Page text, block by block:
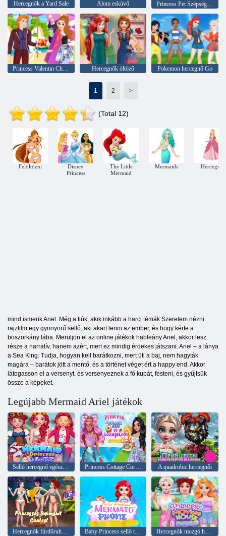
Hercegnők a Yard Sale Álom esküvő Princess Pet Szépségszalon
Hercegnők öltöző Pokemon hercegnő Go
1 2 >
(Total 12)
Felöltözni
Disney
Princess
The Little
Mermaid
Mermaids Hercegnő
mind ismerik Ariel. Még a fiúk, akik inkább a harci témák Szeretem nézni
rajzfilm egy gyönyörű sellő, aki akart lenni az ember, és hogy kérte a
boszorkány lába. Merüljön el az online játékok hableány Ariel, akkor lesz
része a narratív, hanem azért, mert ez mindig érdekes játszani. Ariel – a lánya
a Sea King. Tudja, hogyan kell barátkozni, mert üti a baj, nem hagyták
magára – barátok jött a mentő, és a történet véget ért a happy end. Akkor
látogasson el a versenyt, és versenyeznek a fő kupát, festeni, és gyűjtsük
össze a képeket.
Legújabb Mermaid Ariel játékok
Sellő hercegnő egész évben a divat körül Princess Cottage Core vs Mermaid Core riválisok A quadrobic hercegnői
Baby Princess sellő telefon